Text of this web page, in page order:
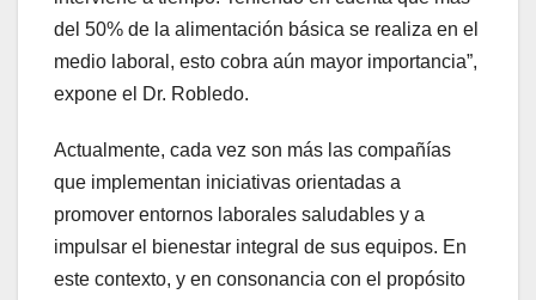
del 50% de la alimentación básica se realiza en el
medio laboral, esto cobra aún mayor importancia”,
expone el Dr. Robledo.
Actualmente, cada vez son más las compañías
que implementan iniciativas orientadas a
promover entornos laborales saludables y a
impulsar el bienestar integral de sus equipos. En
este contexto, y en consonancia con el propósito